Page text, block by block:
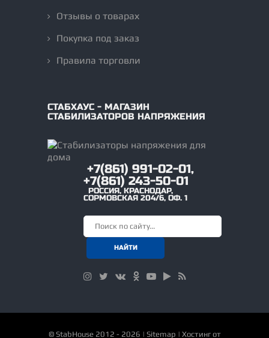
Отзывы о товарах
Покупка под заказ
Правила торговли
СТАБХАУС - МАГАЗИН
СТАБИЛИЗАТОРОВ НАПРЯЖЕНИЯ
+7(861) 991-02-01,
+7(861) 243-50-01
РОССИЯ,КРАСНОДАР,
СОРМОВСКАЯ 204/6, ОФ. 1
© StabHouse2012 - 2026 | Sitemap | Хостинг от